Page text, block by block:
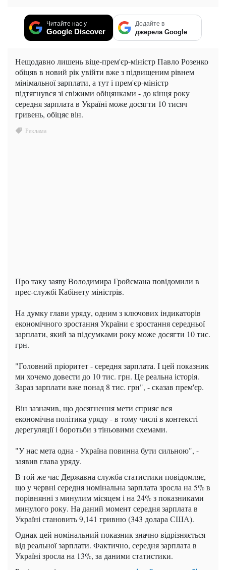
Читайте нас у
Google Discover
Додайте в
джерела Google
Нещодавно лишень віце-прем'єр-міністр Павло Розенко
обіцяв в новий рік увійти вже з підвищеним рівнем
мінімальної зарплати, а тут і прем'єр-міністр
підтягнувся зі свіжими обіцянками - до кінця року
середня зарплата в Україні може досягти 10 тисяч
гривень, обіцяє він.
Про таку заяву Володимира Гройсмана повідомили в
прес-службі Кабінету міністрів.
На думку глави уряду, одним з ключових індикаторів
економічного зростання України є зростання середньої
зарплати, який за підсумками року може досягти 10 тис.
грн.
"Головний пріоритет - середня зарплата. І цей показник
ми хочемо довести до 10 тис. грн. Це реальна історія.
Зараз зарплати вже понад 8 тис. грн", - сказав прем'єр.
Він зазначив, що досягнення мети сприяє вся
економічна політика уряду - в тому числі в контексті
дерегуляції і боротьби з тіньовими схемами.
"У нас мета одна - Україна повинна бути сильною", -
заявив глава уряду.
В той же час Державна служба статистики повідомляє,
що у червні середня номінальна зарплата зросла на 5% в
порівнянні з минулим місяцем і на 24% з показниками
минулого року. На даний момент середня зарплата в
Україні становить 9,141 гривню (343 долара США).
Однак цей номінальний показник значно відрізняється
від реальної зарплати. Фактично, середня зарплата в
Україні зросла на 13%, за даними статистики.